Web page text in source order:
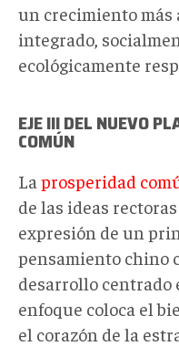
un crecimiento
integrado,
ecológicamente
EJE III DEL NUEVO
COMÚN
La prosperidad
de las ideas
expresión de un
pensamiento chino
desarrollo centrado
enfoque coloca el
el corazón de la